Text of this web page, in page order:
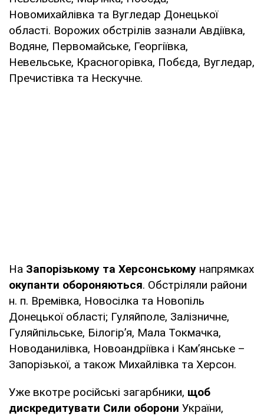
Новомихайлівка та Вугледар Донецької
області. Ворожих обстрілів зазнали Авдіївка,
Водяне, Первомайське, Георгіївка,
Невельське, Красногорівка, Побєда, Вугледар,
Пречистівка та Нескучне.
На Запорізькому та Херсонському напрямках
окупанти обороняються. Обстріляли райони
н. п. Времівка, Новосілка та Новопіль
Донецької області; Гуляйполе, Залізничне,
Гуляйпільське, Білогір’я, Мала Токмачка,
Новоданилівка, Новоандріївка і Кам’янське –
Запорізької, а також Михайлівка та Херсон.
Уже вкотре російські загарбники, щоб
дискредитувати Сили оборони України,